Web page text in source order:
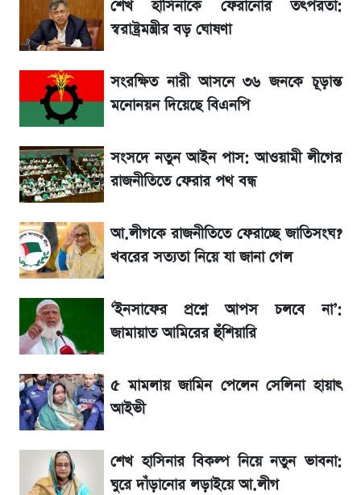
BCB compliance report উঠে এলো
গুরুত্বপূর্ণ সুপারিশ
দুই বছর পর একই মঞ্চে শেখ হাসিনা ও সাকিব,
প্রকাশ্যে তালিকা
নবম পে-স্কেল নিয়ে চূড়ান্ত প্রস্তুতি, অপেক্ষা মন্ত্রিসভার
অনুমোদনের
IMEI নম্বর চেক করার সহজ উপায়; Android ও
iPhone-এ IMEI দেখবেন যেভাবে
আগামী ৪ দিনের আবহাওয়া নিয়ে বড় সতর্কবার্তা
৮ ব্র্যান্ডের ত্বক ফর্সাকারী ক্রিমে ভয়াবহ মাত্রার মার্কারি
ব্যান্ডেজ পরে আলোচনায় নাসীরুদ্দীন পাটওয়ারী,
নেপথ্যে যে ঘটনা
শেখ হাসিনাকে ফেরানোর তৎপরতা:
স্বরাষ্ট্রমন্ত্রীর বড় ঘোষণা
সংরক্ষিত নারী আসনে ৩৬ জনকে চূড়ান্ত
মনোনয়ন দিয়েছে বিএনপি
সংসদে নতুন আইন পাস: আওয়ামী লীগের
রাজনীতিতে ফেরার পথ বন্ধ
আ.লীগকে রাজনীতিতে ফেরাচ্ছে জাতিসংঘ?
খবরের সত্যতা নিয়ে যা জানা গেল
‘ইনসাফের প্রশ্নে আপস চলবে না’:
জামায়াত আমিরের হুঁশিয়ারি
৫ মামলায় জামিন পেলেন সেলিনা হায়াৎ
আইভী
শেখ হাসিনার বিকল্প নিয়ে নতুন ভাবনা:
ঘুরে দাঁড়ানোর লড়াইয়ে আ.লীগ